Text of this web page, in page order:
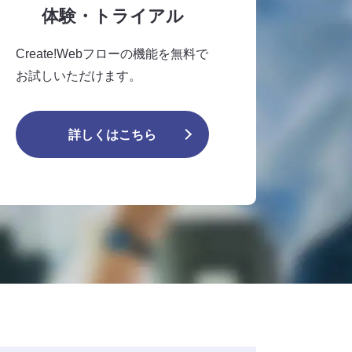
体験・トライアル
Create!Webフローの機能を無料で
お試しいただけます。
詳しくはこちら